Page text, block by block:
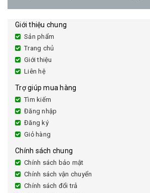
Giới thiệu chung
Sản phẩm
Trang chủ
Giới thiệu
Liên hệ
Trợ giúp mua hàng
Tìm kiếm
Đăng nhập
Đăng ký
Giỏ hàng
Chính sách chung
Chính sách bảo mật
Chính sách vận chuyển
Chính sách đổi trả